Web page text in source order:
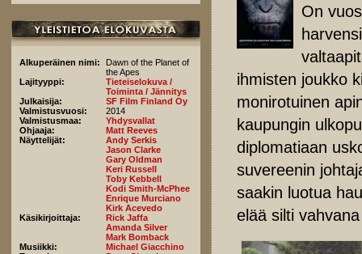
Alkuperäinen nimi:
Dawn of the Planet of
the Apes
Lajityyppi:
Tieteiselokuva /
Toiminta / Jännitys
Julkaisija:
SF Film Finland Oy
Valmistusvuosi:
2014
Valmistusmaa:
Yhdysvallat
Ohjaaja:
Matt Reeves
Näyttelijät:
Andy Serkis
Jason Clarke
Gary Oldman
Keri Russell
Toby Kebbell
Kodi Smith-McPhee
Enrique Murciano
Kirk Acevedo
Käsikirjoittaja:
Rick Jaffa
Amanda Silver
Mark Bomback
Musiikki:
Michael Giacchino
On
ihmisten joukko
monirotuinen
kaupungin
diplomatiaan
suvereenin
saakin luotua
elää silti